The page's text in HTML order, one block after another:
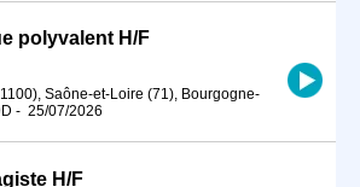
polyvalent H/F
Saône-et-Loire (71), Bourgogne-
- 25/07/2026
H/F